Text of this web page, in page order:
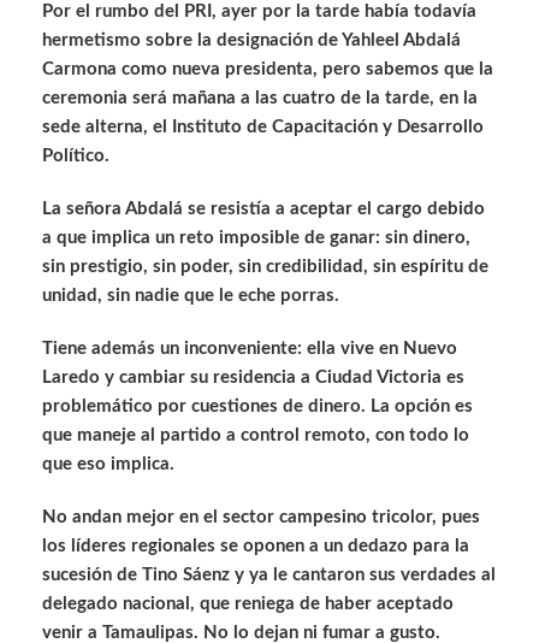
Por el rumbo del PRI, ayer por la tarde había todavía
hermetismo sobre la designación de Yahleel Abdalá
Carmona como nueva presidenta, pero sabemos que la
ceremonia será mañana a las cuatro de la tarde, en la
sede alterna, el Instituto de Capacitación y Desarrollo
Político.
La señora Abdalá se resistía a aceptar el cargo debido
a que implica un reto imposible de ganar: sin dinero,
sin prestigio, sin poder, sin credibilidad, sin espíritu de
unidad, sin nadie que le eche porras.
Tiene además un inconveniente: ella vive en Nuevo
Laredo y cambiar su residencia a Ciudad Victoria es
problemático por cuestiones de dinero. La opción es
que maneje al partido a control remoto, con todo lo
que eso implica.
No andan mejor en el sector campesino tricolor, pues
los líderes regionales se oponen a un dedazo para la
sucesión de Tino Sáenz y ya le cantaron sus verdades al
delegado nacional, que reniega de haber aceptado
venir a Tamaulipas. No lo dejan ni fumar a gusto.